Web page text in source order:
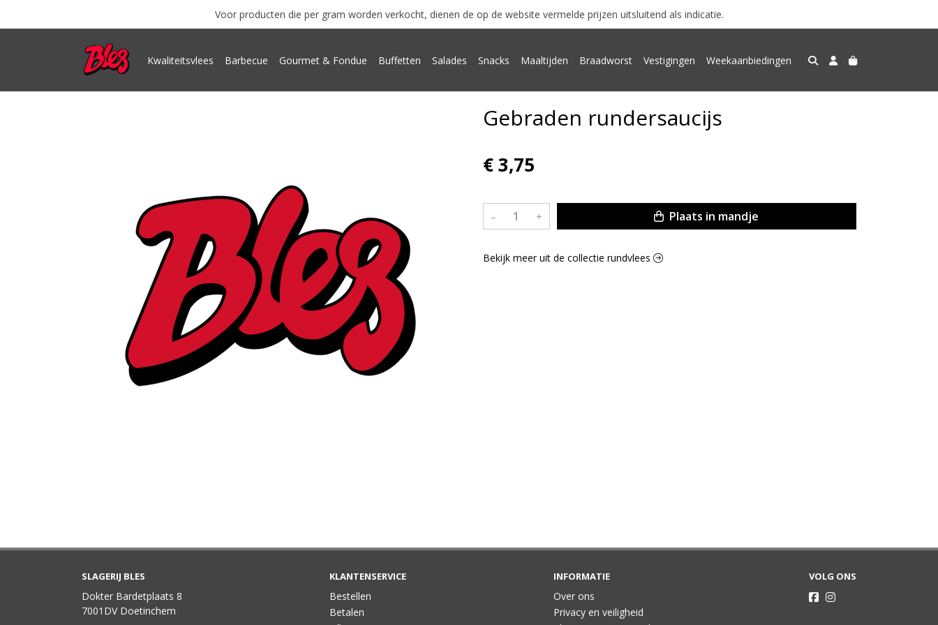
Voor producten die per gram worden verkocht, dienen de op de website vermelde prijzen uitsluitend als indicatie.
Kwaliteitsvlees Barbecue Gourmet & Fondue Buffetten Salades Snacks Maaltijden Braadworst Vestigingen Weekaanbiedingen
Gebraden rundersaucijs
€ 3,75
– + Plaats in mandje
Bekijk meer uit de collectie rundvlees
SLAGERIJ BLES
Dokter Bardetplaats 8
7001DV Doetinchem
KLANTENSERVICE
Bestellen
Betalen
INFORMATIE
Over ons
Privacy en veiligheid
VOLG ONS